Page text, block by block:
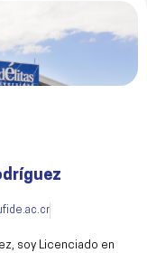
soy Licenciado en